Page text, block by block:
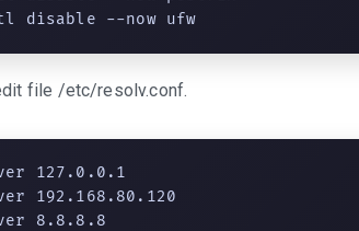
disable --now ufw
file /etc/resolv.conf.
127.0.0.1
192.168.80.120
8.8.8.8